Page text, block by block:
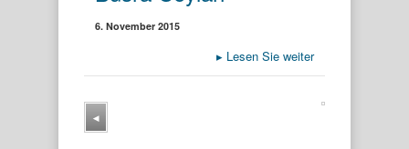
6. November 2015
▸ Lesen Sie weiter
◂